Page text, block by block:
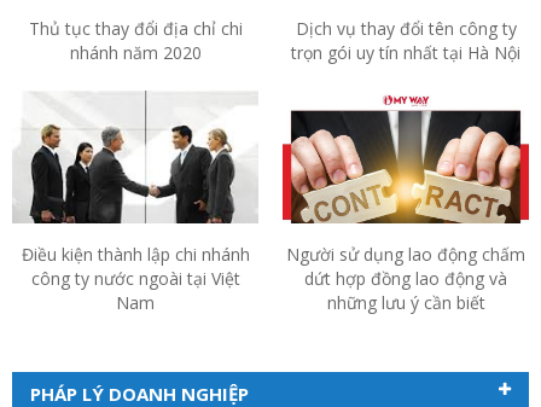
Thủ tục thay đổi địa chỉ chi
nhánh năm 2020
Dịch vụ thay đổi tên công ty
trọn gói uy tín nhất tại Hà Nội
Điều kiện thành lập chi nhánh
công ty nước ngoài tại Việt
Nam
Người sử dụng lao động chấm
dứt hợp đồng lao động và
những lưu ý cần biết
PHÁP LÝ DOANH NGHIỆP